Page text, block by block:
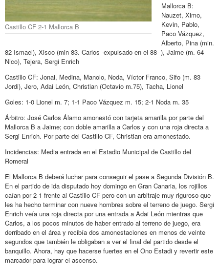
Castillo CF 2-1 Mallorca B
Mallorca B:
Nauzet, Ximo,
Kevin, Pablo,
Paco Vázquez,
Alberto, Pina (min.
82 Ismael), Xisco (min 83. Carlos -expulsado en el 88- ), Jaime (m. 64
Nico), Tejera, Sergi Enrich
Castillo CF: Jonai, Medina, Manolo, Noda, Víctor Franco, Sifo (m. 83
Jordi), Jero, Adai León, Christian (Octavio m.75), Tacha, Lionel
Goles: 1-0 Lionel m. 7; 1-1 Paco Vázquez m. 15; 2-1 Noda m. 35
Árbitro: José Carlos Álamo amonestó con tarjeta amarilla por parte del
Mallorca B a Jaime; con doble amarilla a Carlos y con una roja directa a
Sergi Enrich. Por parte del Castillo CF, Christian era amonestado.
Incidencias: Media entrada en el Estadio Municipal de Castillo del
Romeral
El Mallorca B deberá luchar para conseguir el pase a Segunda División B.
En el partido de ida disputado hoy domingo en Gran Canaria, los rojillos
caían por 2-1 frente al Castillo CF pero con un arbitraje muy riguroso que
les ha hecho terminar con nueve hombres sobre el terreno de juego. Sergi
Enrich veía una roja directa por una entrada a Adai León mientras que
Carlos, a los pocos minutos de haber entrado al terreno de juego, era
derribado en el área y recibía dos amonestaciones en menos de veinte
segundos que también le obligaban a ver el final del partido desde el
banquillo. Ahora, hay que hacerse fuertes en el Ono Estadi y revertir este
marcador para lograr el ascenso.